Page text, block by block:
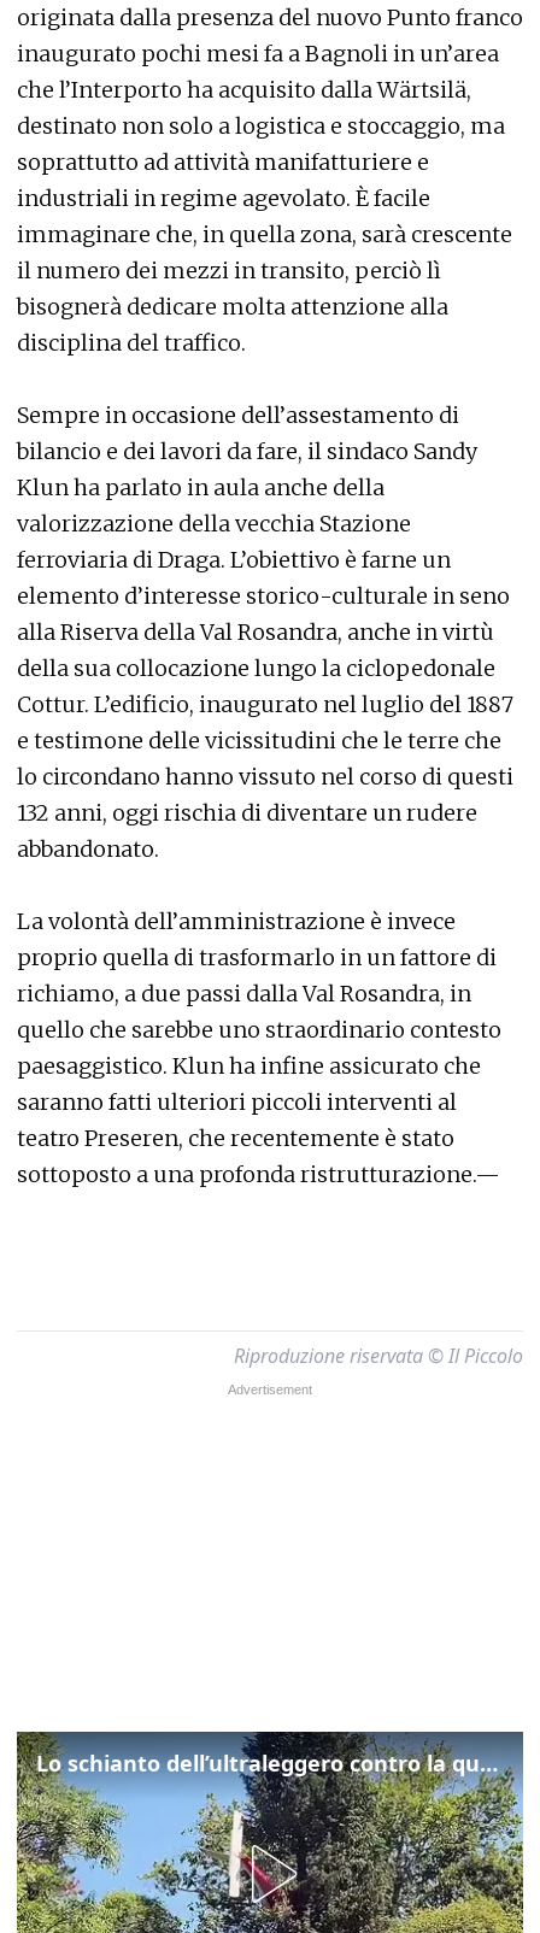
originata dalla presenza del nuovo Punto franco
inaugurato pochi mesi fa a Bagnoli in un’area
che l’Interporto ha acquisito dalla Wärtsilä,
destinato non solo a logistica e stoccaggio, ma
soprattutto ad attività manifatturiere e
industriali in regime agevolato. È facile
immaginare che, in quella zona, sarà crescente
il numero dei mezzi in transito, perciò lì
bisognerà dedicare molta attenzione alla
disciplina del traffico.
Sempre in occasione dell’assestamento di
bilancio e dei lavori da fare, il sindaco Sandy
Klun ha parlato in aula anche della
valorizzazione della vecchia Stazione
ferroviaria di Draga. L’obiettivo è farne un
elemento d’interesse storico-culturale in seno
alla Riserva della Val Rosandra, anche in virtù
della sua collocazione lungo la ciclopedonale
Cottur. L’edificio, inaugurato nel luglio del 1887
e testimone delle vicissitudini che le terre che
lo circondano hanno vissuto nel corso di questi
132 anni, oggi rischia di diventare un rudere
abbandonato.
La volontà dell’amministrazione è invece
proprio quella di trasformarlo in un fattore di
richiamo, a due passi dalla Val Rosandra, in
quello che sarebbe uno straordinario contesto
paesaggistico. Klun ha infine assicurato che
saranno fatti ulteriori piccoli interventi al
teatro Preseren, che recentemente è stato
sottoposto a una profonda ristrutturazione.—
Riproduzione riservata © Il Piccolo
Lo schianto dell’ultraleggero contro la quercia: cosa è successo a Rivarotta